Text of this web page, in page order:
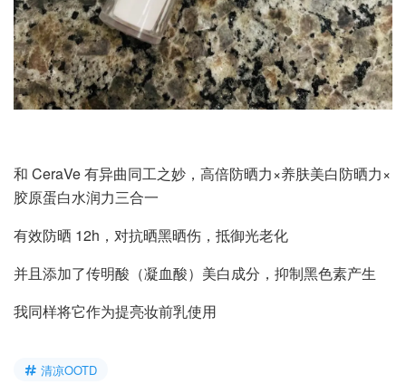
和 CeraVe 有异曲同工之妙，高倍防晒力×养肤美白防晒力×
胶原蛋白水润力三合一
有效防晒 12h，对抗晒黑晒伤，抵御光老化
并且添加了传明酸（凝血酸）美白成分，抑制黑色素产生
我同样将它作为提亮妆前乳使用
清凉OOTD